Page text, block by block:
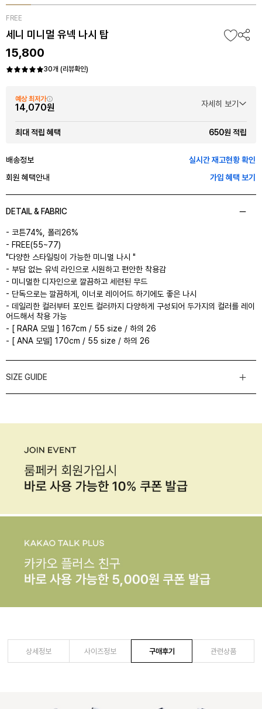
FREE
세니 미니멀 유넥 나시 탑
15,800
30개 (리뷰확인)
예상 최저가
14,070원 자세히 보기
최대 적립 혜택 650원 적립
배송정보
실시간 재고현황 확인
회원 혜택안내
가입 혜택 보기
DETAIL & FABRIC
- 코튼74%, 폴리26%
- FREE(55~77)
"다양한 스타일링이 가능한 미니멀 나시 "
- 부담 없는 유넥 라인으로 시원하고 편안한 착용감
- 미니멀한 디자인으로 깔끔하고 세련된 무드
- 단독으로는 깔끔하게, 이너로 레이어드 하기에도 좋은 나시
- 데일리한 컬러부터 포인트 컬러까지 다양하게 구성되어 두가지의 컬러를 레이
어드해서 착용 가능
- [ RARA 모델 ] 167cm / 55 size / 하의 26
- [ ANA 모델] 170cm / 55 size / 하의 26
SIZE GUIDE
상세정보 사이즈정보 구매후기 관련상품